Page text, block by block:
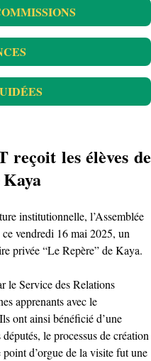
les élèves de
Kaya
institutionnelle, l’Assemblée
vendredi 16 mai 2025, un
privée “Le Repère” de Kaya.
le Service des Relations
apprenants avec le
ont ainsi bénéficié d’une
le processus de création
d’orgue de la visite fut une